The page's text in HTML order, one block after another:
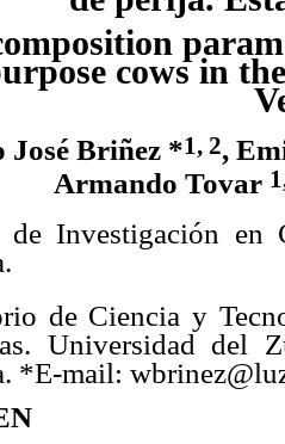
cows in
Briñez *1, 2,
Armando Tovar
de Investigación en
de Ciencia y
Universidad del
*E-mail: